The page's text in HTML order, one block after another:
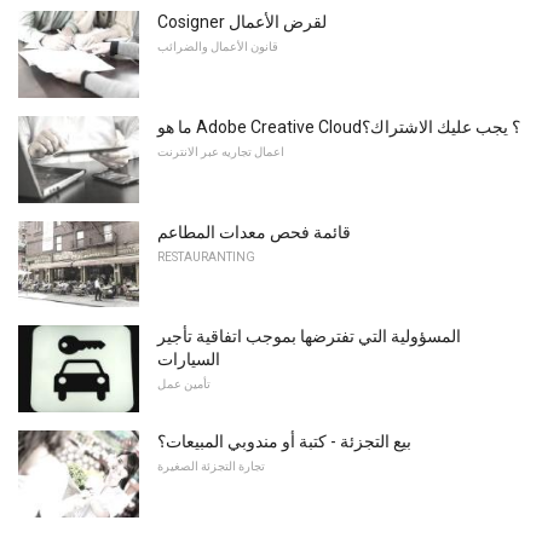
Cosigner لقرض الأعمال
قانون الأعمال والضرائب
ما هو Adobe Creative Cloud؟ يجب عليك الاشتراك؟
اعمال تجاريه عبر الانترنت
قائمة فحص معدات المطاعم
RESTAURANTING
المسؤولية التي تفترضها بموجب اتفاقية تأجير
السيارات
تأمين عمل
بيع التجزئة - كتبة أو مندوبي المبيعات؟
تجارة التجزئة الصغيرة